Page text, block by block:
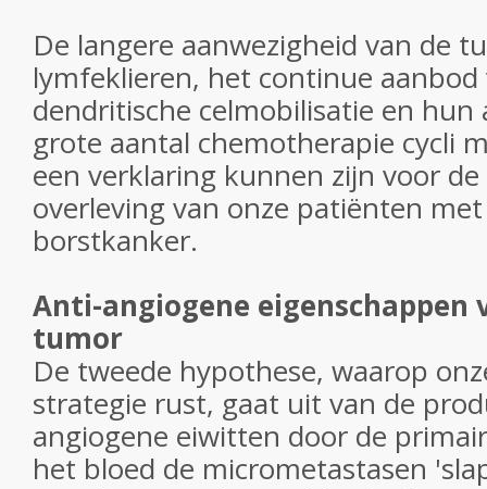
De langere aanwezigheid van de
lymfeklieren, het continue
dendritische celmobilisatie en
grote aantal chemotherapie cycli
een verklaring kunnen zijn voor
overleving van onze patiënten
borstkanker.
Anti-angiogene eigenschappen
tumor
De tweede hypothese, waarop
strategie rust, gaat uit van de
angiogene eiwitten door de
het bloed de micrometastasen